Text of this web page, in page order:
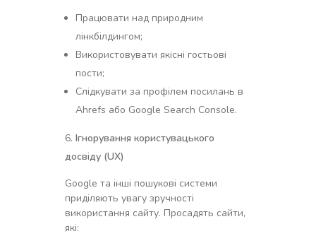
Працювати над природним
лінкбілдингом;
Використовувати якісні гостьові
пости;
Слідкувати за профілем посилань в
Ahrefs або Google Search Console.
Ігнорування користувацького
досвіду (UX)
Google та інші пошукові системи
приділяють увагу зручності
використання сайту. Просадять сайти,
які: